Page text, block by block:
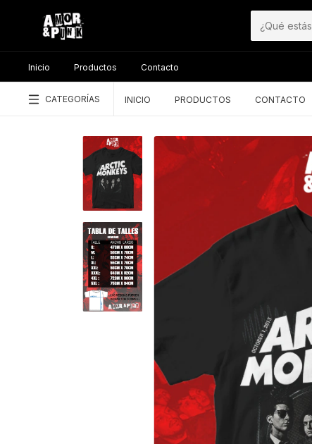
Inicio Productos Contacto
CATEGORÍAS INICIO PRODUCTOS CONTACTO